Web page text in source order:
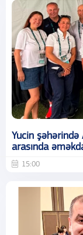
Yucin şəhərində
arasında
15:00